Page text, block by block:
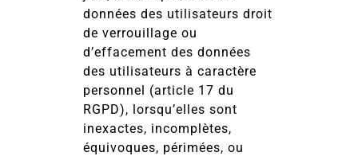
données des utilisateurs droit
de verrouillage ou
d’effacement des données
des utilisateurs à caractère
personnel (article 17 du
RGPD), lorsqu’elles sont
inexactes, incomplètes,
équivoques, périmées, ou